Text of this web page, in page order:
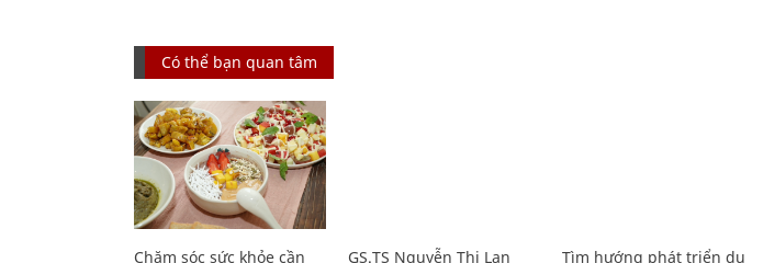
Có thể bạn quan tâm
Chăm sóc sức khỏe cần
GS.TS Nguyễn Thị Lan
Tìm hướng phát triển du